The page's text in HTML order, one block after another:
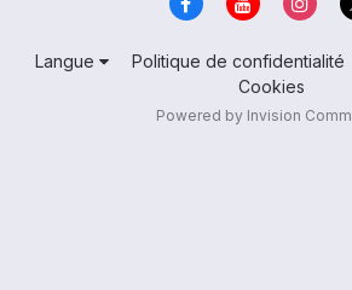
Langue Politique de confidentialité
Cookies
Powered by Invision